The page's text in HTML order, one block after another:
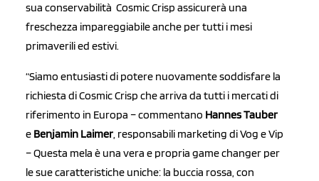
sua conservabilità Cosmic Crisp assicurerà una
freschezza impareggiabile anche per tutti i mesi
primaverili ed estivi.
“Siamo entusiasti di potere nuovamente soddisfare la
richiesta di Cosmic Crisp che arriva da tutti i mercati di
riferimento in Europa – commentano Hannes Tauber
e Benjamin Laimer, responsabili marketing di Vog e Vip
– Questa mela è una vera e propria game changer per
le sue caratteristiche uniche: la buccia rossa, con